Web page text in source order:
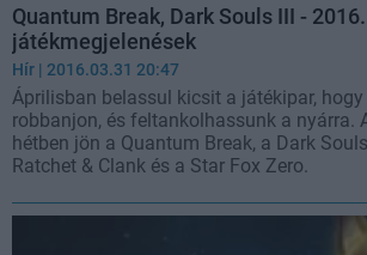
Quantum Break, Dark Souls III -
játékmegjelenések
Hír | 2016.03.31 20:47
Áprilisban belassul kicsit a játékipar,
robbanjon, és feltankolhassunk a nyárra.
hétben jön a Quantum Break, a Dark
Ratchet & Clank és a Star Fox Zero.